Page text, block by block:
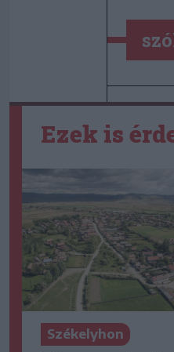
Ezek is
Székelyhon